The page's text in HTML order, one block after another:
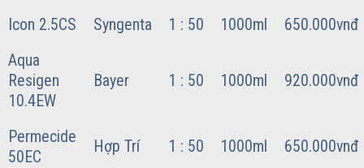
Icon 2.5CS Syngenta 1 : 50 1000ml
650.000vnđ
Aqua
Resigen
10.4EW
Bayer 1 : 50 1000ml 920.000vnđ
Permecide
50EC
Hợp Trí 1 : 50 1000ml 650.000vnđ